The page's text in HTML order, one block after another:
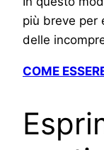
più breve per
delle
COME